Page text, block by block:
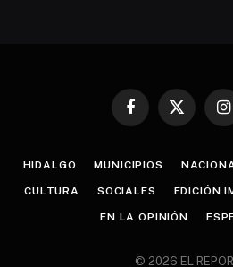
Facebook
X
HIDALGO MUNICIPIOS
CULTURA SOCIALES EDICIÓN
EN LA OPINIÓN
© 2026 EL